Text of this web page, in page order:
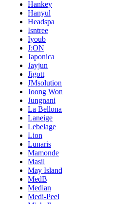
Hankey
Hanyul
Headspa
Isntree
Iyoub
J:ON
Japonica
Jayjun
Jigott
JMsolution
Joong Won
Jungnani
La Bellona
Laneige
Lebelage
Lion
Lunaris
Mamonde
Masil
May Island
MedB
Median
Medi-Peel